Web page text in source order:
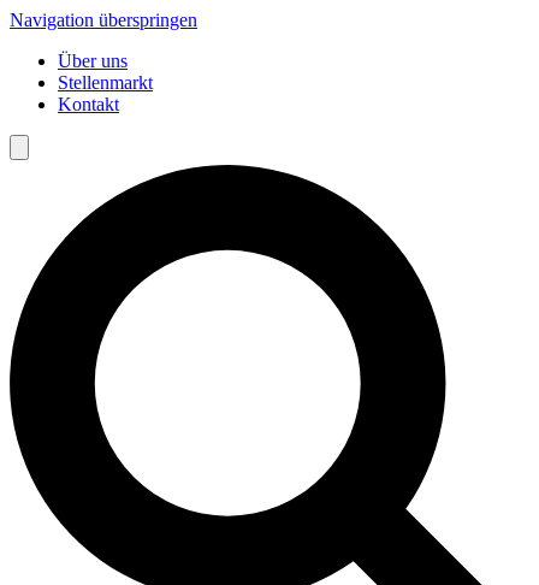
Navigation überspringen
Über uns
Stellenmarkt
Kontakt